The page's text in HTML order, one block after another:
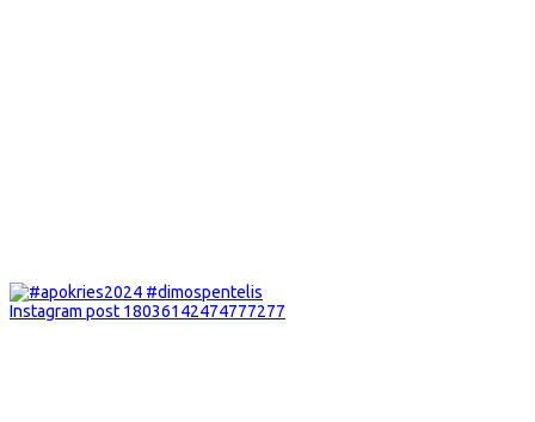
Instagram post 18036142474777277